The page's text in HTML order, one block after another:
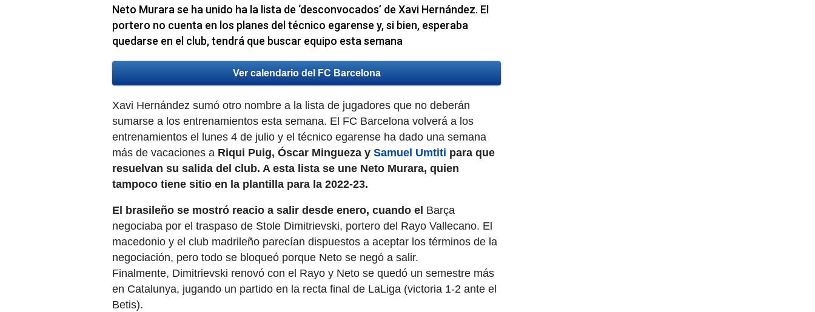
Neto Murara se ha unido ha la lista de ‘desconvocados’ de Xavi Hernández. El
portero no cuenta en los planes del técnico egarense y, si bien, esperaba
quedarse en el club, tendrá que buscar equipo esta semana
Ver calendario del FC Barcelona
Xavi Hernández sumó otro nombre a la lista de jugadores que no deberán
sumarse a los entrenamientos esta semana. El FC Barcelona volverá a los
entrenamientos el lunes 4 de julio y el técnico egarense ha dado una semana
más de vacaciones a Riqui Puig, Óscar Mingueza y Samuel Umtiti para que
resuelvan su salida del club. A esta lista se une Neto Murara, quien
tampoco tiene sitio en la plantilla para la 2022-23.
El brasileño se mostró reacio a salir desde enero, cuando el Barça
negociaba por el traspaso de Stole Dimitrievski, portero del Rayo Vallecano. El
macedonio y el club madrileño parecían dispuestos a aceptar los términos de la
negociación, pero todo se bloqueó porque Neto se negó a salir.
Finalmente, Dimitrievski renovó con el Rayo y Neto se quedó un semestre más
en Catalunya, jugando un partido en la recta final de LaLiga (victoria 1-2 ante el
Betis).